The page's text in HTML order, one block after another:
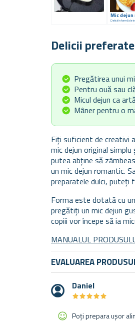
Mic
Delicii în formă de
Delicii
Pregătirea unui
Pentru ouă sau
Micul dejun ca
Mâner pentru o
Fiți suficient de creativi
mic dejun original
putea abține să
un mic dejun romantic.
preparatele dulci,
Forma este dotată cu
pregătiți un mic dejun
copiii vor începe să ia
MANUALUL
EVALUAREA
Daniel
★★★★★
★★★★★
Poți prepara ușor